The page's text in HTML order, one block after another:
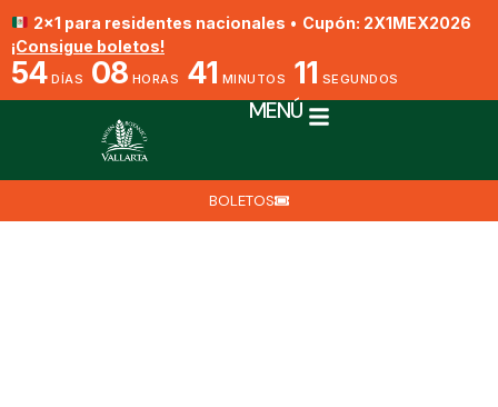
2x1 para residentes nacionales • Cupón: 2X1MEX2026
¡Consigue boletos!
54 DÍAS 08 HORAS 41 MINUTOS 10 SEGUNDOS
MENÚ
BOLETOS